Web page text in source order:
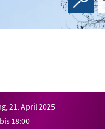
21. April 2025
bis 18:00